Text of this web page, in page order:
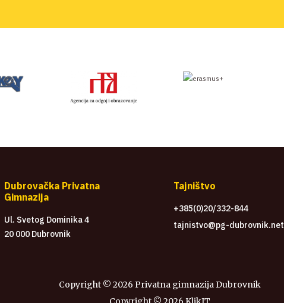
Dubrovačka Privatna
Gimnazija
Ul. Svetog Dominika 4
20 000 Dubrovnik
Tajništvo
+385(0)20/332-844
tajnistvo@pg-dubrovnik.net
Copyright © 2026 Privatna gimnazija Dubrovnik